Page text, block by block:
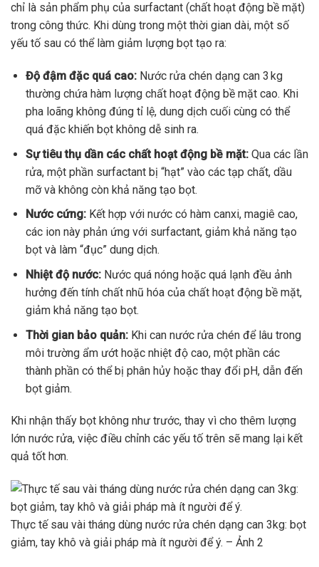
chỉ là sản phẩm phụ của surfactant (chất hoạt động bề mặt)
trong công thức. Khi dùng trong một thời gian dài, một số
yếu tố sau có thể làm giảm lượng bọt tạo ra:
Độ đậm đặc quá cao:Nước rửa chén dạng can 3 kg
thường chứa hàm lượng chất hoạt động bề mặt cao. Khi
pha loãng không đúng tỉ lệ, dung dịch cuối cùng có thể
quá đặc khiến bọt không dễ sinh ra.
Sự tiêu thụ dần các chất hoạt động bề mặt:Qua các lần
rửa, một phần surfactant bị “hạt” vào các tạp chất, dầu
mỡ và không còn khả năng tạo bọt.
Nước cứng:Kết hợp với nước có hàm canxi, magiê cao,
các ion này phản ứng với surfactant, giảm khả năng tạo
bọt và làm “đục” dung dịch.
Nhiệt độ nước:Nước quá nóng hoặc quá lạnh đều ảnh
hưởng đến tính chất nhũ hóa của chất hoạt động bề mặt,
giảm khả năng tạo bọt.
Thời gian bảo quản:Khi can nước rửa chén để lâu trong
môi trường ẩm ướt hoặc nhiệt độ cao, một phần các
thành phần có thể bị phân hủy hoặc thay đổi pH, dẫn đến
bọt giảm.
Khi nhận thấy bọt không như trước, thay vì cho thêm lượng
lớn nước rửa, việc điều chỉnh các yếu tố trên sẽ mang lại kết
quả tốt hơn.
Thực tế sau vài tháng dùng nước rửa chén dạng can 3kg: bọt
giảm, tay khô và giải pháp mà ít người để ý. – Ảnh 2